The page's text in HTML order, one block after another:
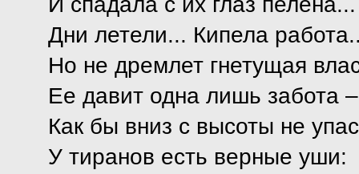
Дни летели... Кипела
Но не дремлет гнетущая
Ее давит одна лишь забота –
Как бы вниз с высоты не
У тиранов есть верные уши: